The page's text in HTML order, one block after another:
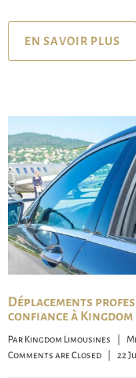
EN SAVOIR PLUS
Déplacements
confiance à Kingdom
Par Kingdom Limousines
Comments are Closed
22